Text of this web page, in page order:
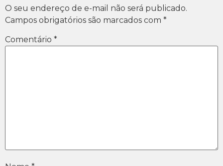
O seu endereço de e-mail não será publicado.
Campos obrigatórios são marcados com *
Comentário *